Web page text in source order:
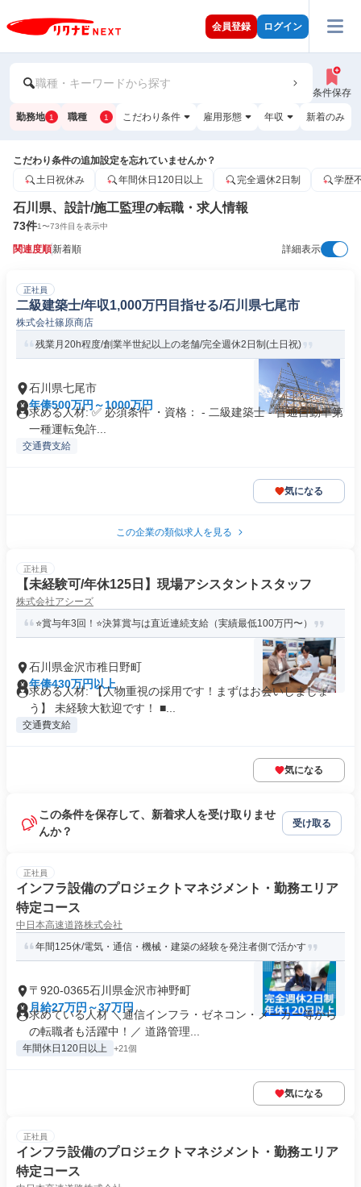
会員登録 ログイン
職種・キーワードから探す
条件保存
勤務地 1 職種 1 こだわり条件 雇用形態 年収 新着のみ
こだわり条件の追加設定を忘れていませんか？
土日祝休み
年間休日120日以上 完全週休2日制 学歴
石川県、設計/施工監理の転職・求人情報
73件1〜73件目を表示中
関連度順新着順 詳細表示
正社員
二級建築士/年収1,000万円目指せる/石川県七尾市
株式会社篠原商店
残業月20h程度/創業半世紀以上の老舗/完全週休2日制(土日祝)
石川県七尾市
年俸500万円～1000万円
求める人材: ✅ 必須条件 ・資格： - 二級建築士 - 普通自動車第
一種運転免許...
交通費支給
気になる
この企業の類似求人を見る
正社員
【未経験可/年休125日】現場アシスタントスタッフ
株式会社アシーズ
⭐賞与年3回！⭐決算賞与は直近連続支給（実績最低100万円〜）
石川県金沢市稚日野町
年俸430万円以上
求める人材: 【人物重視の採用です！まずはお会いしましょ
う】 未経験大歓迎です！ ■...
交通費支給
気になる
この条件を保存して、新着求人を受け取りませ
んか？
受け取る
正社員
インフラ設備のプロジェクトマネジメント・勤務エリア
特定コース
中日本高速道路株式会社
年間125休/電気・通信・機械・建築の経験を発注者側で活かす
〒920-0365石川県金沢市神野町
月給27万円～37万円
求めている人材 ＼通信インフラ・ゼネコン・メーカー等から
の転職者も活躍中！／ 道路管理...
年間休日120日以上 +21個
気になる
正社員
インフラ設備のプロジェクトマネジメント・勤務エリア
特定コース